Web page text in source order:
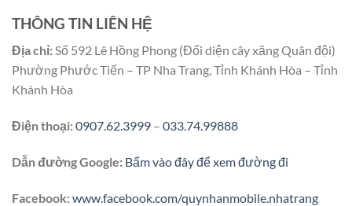
THÔNG TIN LIÊN HỆ
Địa chỉ:Số 592 Lê Hồng Phong (Đối diện cây xăng Quân đội)
Phường Phước Tiến – TP Nha Trang, Tỉnh Khánh Hòa – Tỉnh
Khánh Hòa
Điện thoại:0907.62.3999 – 033.74.99888
Dẫn đường Google: Bấm vào đây để xem đường đi
Facebook:www.facebook.com/quynhanmobile.nhatrang